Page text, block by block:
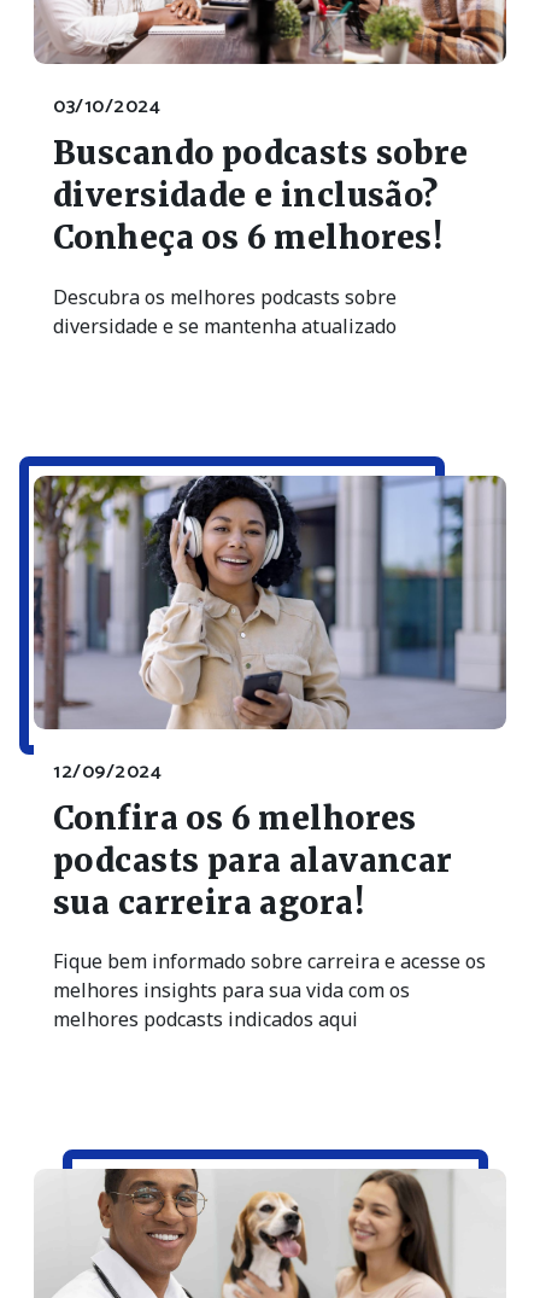
03/10/2024
Buscando podcasts sobre
diversidade e inclusão?
Conheça os 6 melhores!
Descubra os melhores podcasts sobre
diversidade e se mantenha atualizado
12/09/2024
Confira os 6 melhores
podcasts para alavancar
sua carreira agora!
Fique bem informado sobre carreira e acesse os
melhores insights para sua vida com os
melhores podcasts indicados aqui